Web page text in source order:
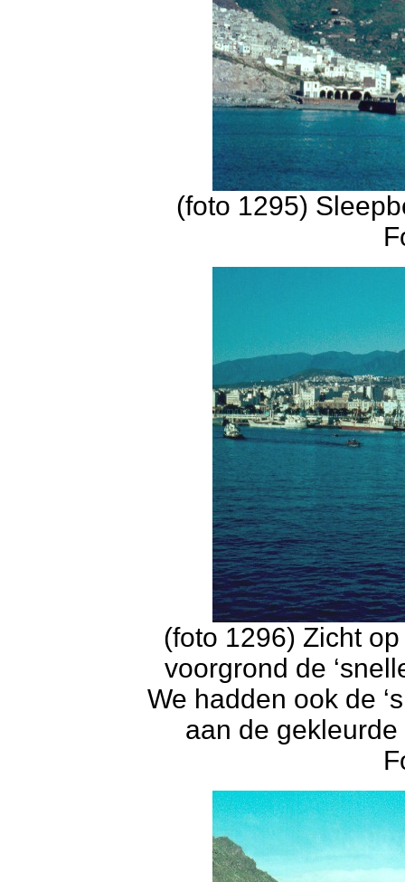
(foto 1295)
(foto 1296) Zicht
voorgrond de
We hadden ook de
aan de